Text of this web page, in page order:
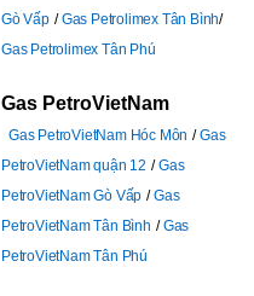
Gò Vấp
Gas Petrolimex Tân Bình
Gas Petrolimex Tân Phú
Gas PetroVietNam
Gas PetroVietNam Hóc Môn
Gas
PetroVietNam quận 12
Gas
PetroVietNam Gò Vấp
Gas
PetroVietNam Tân Bình
Gas
PetroVietNam Tân Phú